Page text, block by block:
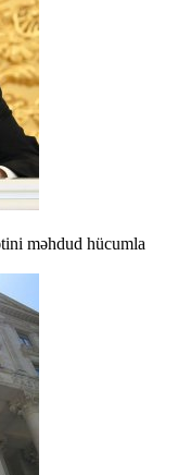
məhdud hücumla